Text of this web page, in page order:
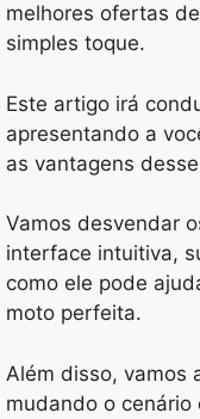
melhores ofertas
simples toque.
Este artigo irá
apresentando a
as vantagens
Vamos desvendar
interface intuitiva,
como ele pode
moto perfeita.
Além disso, vamos
mudando o